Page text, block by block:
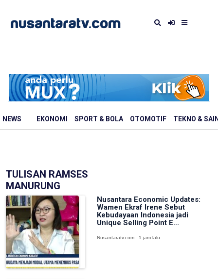
NEWS EKONOMI SPORT & BOLA OTOMOTIF TEKNO &
TULISAN RAMSES
MANURUNG
Nusantara Economic Updates:
Wamen Ekraf Irene Sebut
Kebudayaan Indonesia jadi
Unique Selling Point E...
Nusantaratv.com - 1 jam lalu